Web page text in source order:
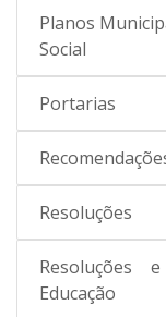
Planos
Social
Portarias
Resoluções
Resoluções
Educação